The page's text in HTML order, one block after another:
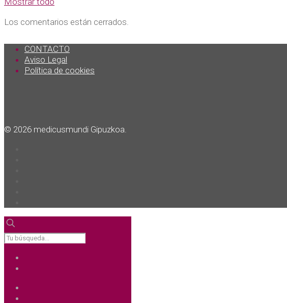
Los comentarios están cerrados.
CONTACTO
Aviso Legal
Política de cookies
© 2026 medicusmundi Gipuzkoa.